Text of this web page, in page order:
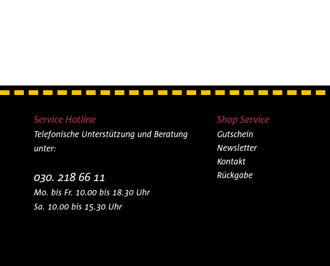
Service Hotline
Telefonische Unterstützung und Beratung
unter:
030. 218 66 11
Mo. bis Fr. 10.00 bis 18.30 Uhr
Sa. 10.00 bis 15.30 Uhr
Shop Service
Gutschein
Newsletter
Kontakt
Rückgabe